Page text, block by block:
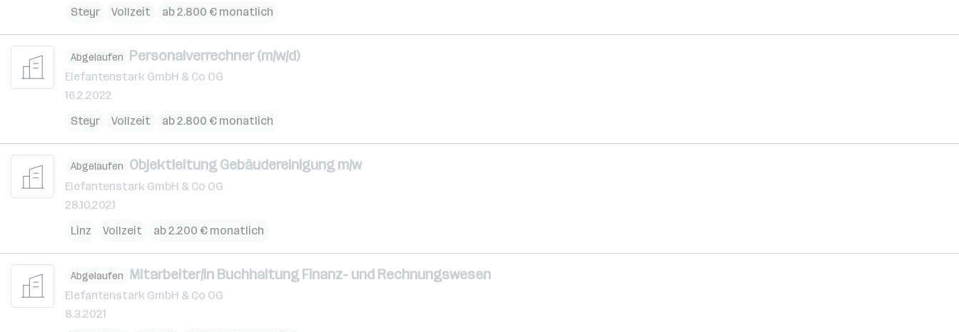
Steyr
Vollzeit ab 2.800 € monatlich
Abgelaufen Personalverrechner (m/w/d)
Elefantenstark GmbH & Co OG
16.2.2022
Steyr
Vollzeit ab 2.800 € monatlich
Abgelaufen Objektleitung Gebäudereinigung m/w
Elefantenstark GmbH & Co OG
28.10.2021
Linz
Vollzeit ab 2.200 € monatlich
Abgelaufen Mitarbeiter/in Buchhaltung Finanz- und Rechnungswesen
Elefantenstark GmbH & Co OG
8.3.2021